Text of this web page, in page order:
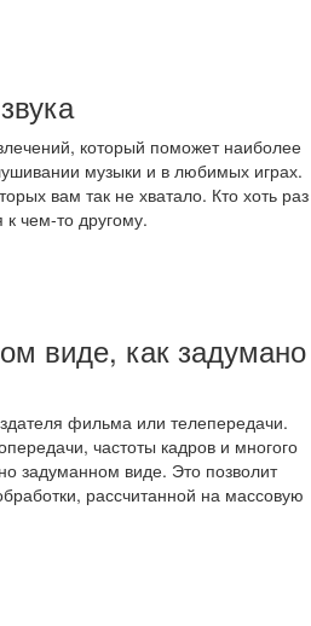
который поможет наиболее
музыки и в любимых играх.
вам так не хватало. Кто хоть раз
чем-то другому.
виде, как задумано
фильма или телепередачи.
частоты кадров и многого
задуманном виде. Это позволит
рассчитанной на массовую